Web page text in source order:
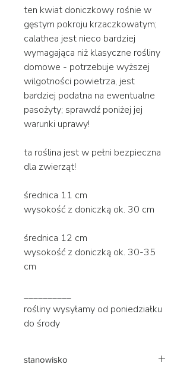
ten kwiat doniczkowy rośnie w
gęstym pokroju krzaczkowatym;
calathea jest nieco bardziej
wymagająca niż klasyczne rośliny
domowe - potrzebuje wyższej
wilgotności powietrza, jest
bardziej podatna na ewentualne
pasożyty; sprawdź poniżej jej
warunki uprawy!
ta roślina jest w pełni bezpieczna
dla zwierząt!
średnica 11 cm
wysokość z doniczką ok. 30 cm
średnica 12 cm
wysokość z doniczką ok. 30-35
cm
__________
rośliny wysyłamy od poniedziałku
do środy
stanowisko